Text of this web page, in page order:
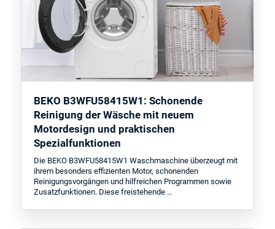
BEKO B3WFU58415W1: Schonende
Reinigung der Wäsche mit neuem
Motordesign und praktischen
Spezialfunktionen
Die BEKO B3WFU58415W1 Waschmaschine überzeugt mit
ihrem besonders effizienten Motor, schonenden
Reinigungsvorgängen und hilfreichen Programmen sowie
Zusatzfunktionen. Diese freistehende …